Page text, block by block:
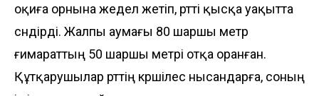
оқиға орнына жедел жетіп, өртті қысқа уақытта
сөндірді. Жалпы аумағы 80 шаршы метр
ғимараттың 50 шаршы метрі отқа оранған.
Құтқарушылар өрттің көршілес нысандарға, соның